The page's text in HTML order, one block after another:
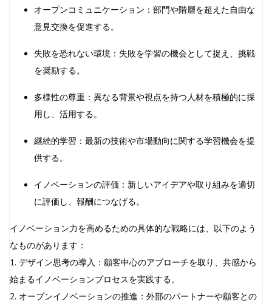
オープンコミュニケーション：部門や階層を超えた自由な
意見交換を促進する。
失敗を恐れない環境：失敗を学習の機会として捉え、挑戦
を奨励する。
多様性の尊重：異なる背景や視点を持つ人材を積極的に採
用し、活用する。
継続的学習：最新の技術や市場動向に関する学習機会を提
供する。
イノベーションの評価：新しいアイデアや取り組みを適切
に評価し、報酬につなげる。
イノベーション力を高めるための具体的な戦略には、以下のよう
なものがあります：
1. デザイン思考の導入：顧客中心のアプローチを取り、共感から
始まるイノベーションプロセスを実践する。
2. オープンイノベーションの推進：外部のパートナーや顧客との